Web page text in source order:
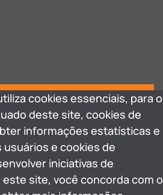
cookies essenciais, para o
deste site, cookies de
informações estatísticas e
e cookies de
iniciativas de
site, você concorda com o